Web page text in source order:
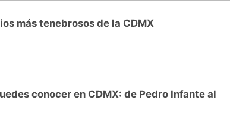
más tenebrosos de la CDMX
conocer en CDMX: de Pedro Infante al